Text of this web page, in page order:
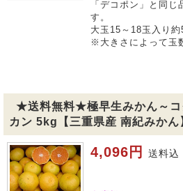
「デコポン」と同
す。
大玉15～18玉入り約
※大きさによって玉
★送料無料★極早生みかん～コ
カン 5kg【三重県産 南紀みかん
4,096円 送料込